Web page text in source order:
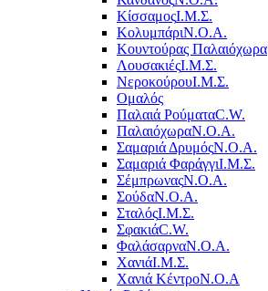
ΚίσσαμοςΙ.Μ.Σ.
ΚολυμπάριΝ.Ο.Α.
Κουντούρας Παλαιόχωρα
ΛουσακιέςΙ.Μ.Σ.
ΝεροκούρουΙ.Μ.Σ.
Ομαλός
Παλαιά ΡούματαC.W.
ΠαλαιόχωραΝ.Ο.Α.
Σαμαριά ΔρυμόςΝ.Ο.Α.
Σαμαριά ΦαράγγιΙ.Μ.Σ.
ΣέμπρωναςΝ.Ο.Α.
ΣούδαΝ.Ο.Α.
ΣταλόςΙ.Μ.Σ.
ΣφακιάC.W.
ΦαλάσαρναΝ.Ο.Α.
ΧανιάΙ.Μ.Σ.
Χανιά ΚέντροN.O.A